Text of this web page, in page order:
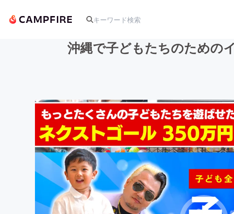
アート・写真
テクノロジー・ガジェット
映像・映画
ビジネス・起業
沖縄で子どもたちのための